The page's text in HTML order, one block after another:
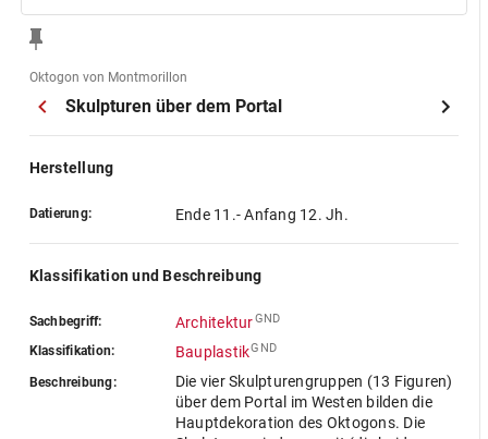
Oktogon von Montmorillon
Skulpturen über dem Portal
Herstellung
Datierung: Ende 11.- Anfang 12. Jh.
Klassifikation und Beschreibung
Sachbegriff: ArchitekturGND
Klassifikation: BauplastikGND
Beschreibung:
Die vier Skulpturengruppen (13 Figuren)
über dem Portal im Westen bilden die
Hauptdekoration des Oktogons. Die